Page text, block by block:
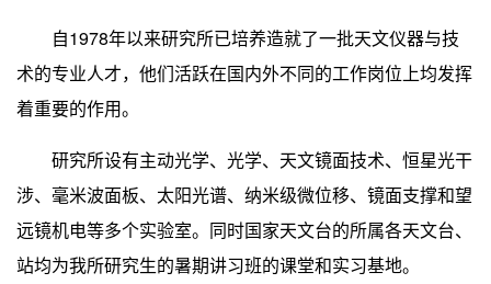
自1978年以来研究所已培养造就了一批天文仪器与技
术的专业人才，他们活跃在国内外不同的工作岗位上均发挥
着重要的作用。
研究所设有主动光学、光学、天文镜面技术、恒星光干
涉、毫米波面板、太阳光谱、纳米级微位移、镜面支撑和望
远镜机电等多个实验室。同时国家天文台的所属各天文台、
站均为我所研究生的暑期讲习班的课堂和实习基地。